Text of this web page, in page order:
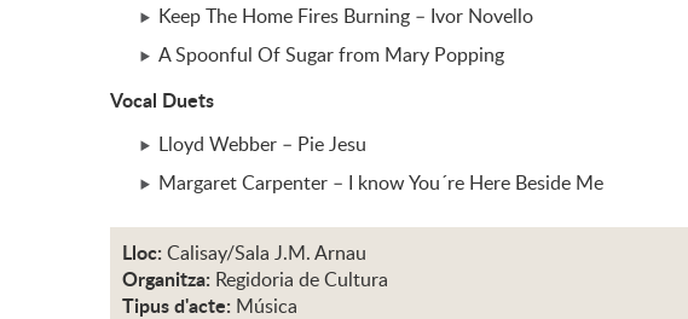
Keep The Home Fires Burning – Ivor Novello
A Spoonful Of Sugar from Mary Popping
Vocal Duets
Lloyd Webber – Pie Jesu
Margaret Carpenter – I know You´re Here Beside Me
Lloc: Calisay/Sala J.M. Arnau
Organitza: Regidoria de Cultura
Tipus d'acte: Música